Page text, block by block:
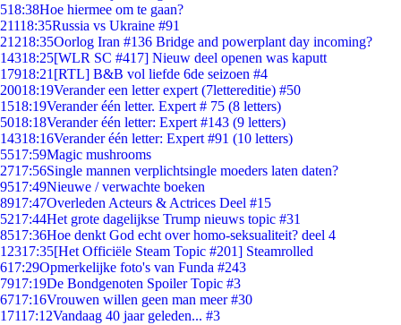
518:38Hoe hiermee om te gaan?
21118:35Russia vs Ukraine #91
21218:35Oorlog Iran #136 Bridge and powerplant day incoming?
14318:25[WLR SC #417] Nieuw deel openen was kaputt
17918:21 [RTL] B&B vol liefde 6de seizoen #4
20018:19Verander een letter expert (7lettereditie) #50
1518:19Verander één letter. Expert # 75 (8 letters)
5018:18Verander één letter: Expert #143 (9 letters)
14318:16Verander één letter: Expert #91 (10 letters)
5517:59Magic mushrooms
2717:56Single mannen verplichtsingle moeders laten daten?
9517:49Nieuwe / verwachte boeken
8917:47Overleden Acteurs & Actrices Deel #15
5217:44Het grote dagelijkse Trump nieuws topic #31
8517:36Hoe denkt God echt over homo-seksualiteit? deel 4
12317:35[Het Officiële Steam Topic #201] Steamrolled
617:29Opmerkelijke foto's van Funda #243
7917:19De Bondgenoten Spoiler Topic #3
6717:16Vrouwen willen geen man meer #30
17117:12Vandaag 40 jaar geleden... #3